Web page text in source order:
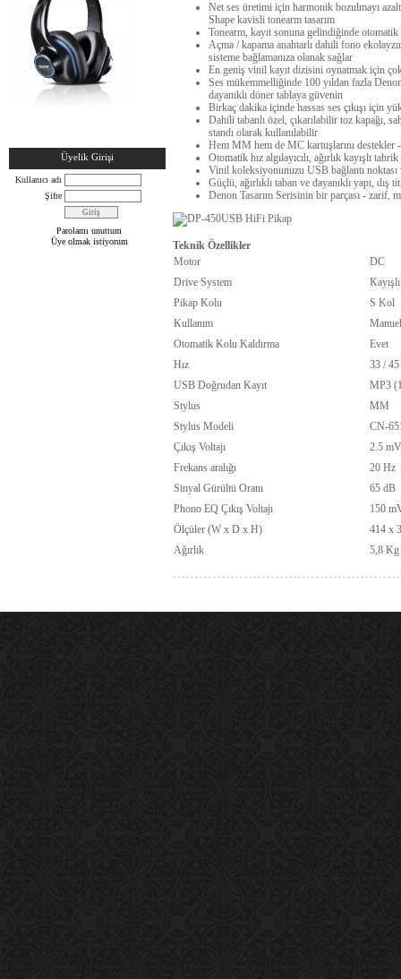
Üyelik Girişi
Kullanıcı adı
Şifre
Parolamı unuttum
Üye olmak istiyorum
Net ses üretimi için harmonik bozulmayı
Shape kavisli tonearm tasarım
Tonearm, kayıt sonuna gelindiğinde
Açma / kapama anahtarlı dahili fono
sisteme bağlamanıza olanak sağlar
En geniş vinil kayıt dizisini oynatmak için
Ses mükemmelliğinde 100 yıldan fazla
dayanıklı döner tablaya güvenin
Birkaç dakika içinde hassas ses çıkışı için
Dahili tabanlı özel, çıkarılabilir toz kapağı,
standı olarak kullanılabilir
Hem MM hem de MC kartuşlarını
Otomatik hız algılayıcılı, ağırlık kayışlı
Vinil koleksiyonunuzu USB bağlantı
Güçlü, ağırlıklı taban ve dayanıklı yapı, dış
Denon Tasarım Serisinin bir parçası - zarif,
Teknik Özellikler
Motor
DC
Drive System
Kayışlı
Pikap Kolu
S Kol
Kullanım
Manuel
Otomatik Kolu Kaldırma
Evet
Hız
33 /
USB Doğrudan Kayıt
MP3
Stylus
MM
Stylus Modeli
CN-
Çıkış Voltajı
2.5
Frekans aralığı
20 Hz
Sinyal Gürültü Oranı
65 dB
Phono EQ Çıkış Voltajı
150
Ölçüler (W x D x H)
414 x
Ağırlık
5,8 Kg